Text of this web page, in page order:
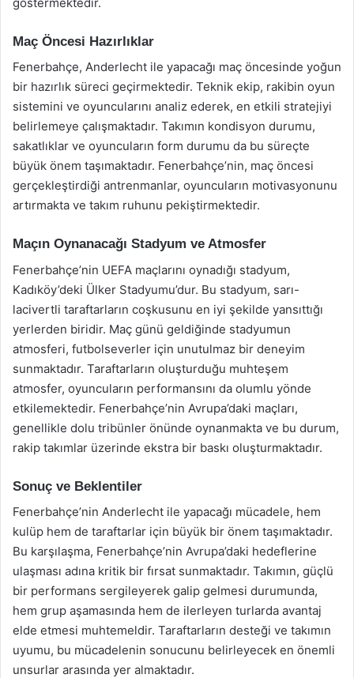
Maç Öncesi Hazırlıklar
Fenerbahçe, Anderlecht ile yapacağı maç öncesinde yoğun
bir hazırlık süreci geçirmektedir. Teknik ekip, rakibin oyun
sistemini ve oyuncularını analiz ederek, en etkili stratejiyi
belirlemeye çalışmaktadır. Takımın kondisyon durumu,
sakatlıklar ve oyuncuların form durumu da bu süreçte
büyük önem taşımaktadır. Fenerbahçe’nin, maç öncesi
gerçekleştirdiği antrenmanlar, oyuncuların motivasyonunu
artırmakta ve takım ruhunu pekiştirmektedir.
Maçın Oynanacağı Stadyum ve Atmosfer
Fenerbahçe’nin UEFA maçlarını oynadığı stadyum,
Kadıköy’deki Ülker Stadyumu’dur. Bu stadyum, sarı-
lacivertli taraftarların coşkusunu en iyi şekilde yansıttığı
yerlerden biridir. Maç günü geldiğinde stadyumun
atmosferi, futbolseverler için unutulmaz bir deneyim
sunmaktadır. Taraftarların oluşturduğu muhteşem
atmosfer, oyuncuların performansını da olumlu yönde
etkilemektedir. Fenerbahçe’nin Avrupa’daki maçları,
genellikle dolu tribünler önünde oynanmakta ve bu durum,
rakip takımlar üzerinde ekstra bir baskı oluşturmaktadır.
Sonuç ve Beklentiler
Fenerbahçe’nin Anderlecht ile yapacağı mücadele, hem
kulüp hem de taraftarlar için büyük bir önem taşımaktadır.
Bu karşılaşma, Fenerbahçe’nin Avrupa’daki hedeflerine
ulaşması adına kritik bir fırsat sunmaktadır. Takımın, güçlü
bir performans sergileyerek galip gelmesi durumunda,
hem grup aşamasında hem de ilerleyen turlarda avantaj
elde etmesi muhtemeldir. Taraftarların desteği ve takımın
uyumu, bu mücadelenin sonucunu belirleyecek en önemli
unsurlar arasında yer almaktadır.